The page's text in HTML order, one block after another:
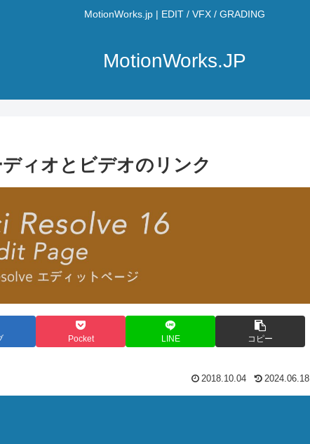
MotionWorks.jp | EDIT / VFX / GRADING
MotionWorks.JP
ィオとビデオのリンク
Pocket LINE コピー
2018.10.04 2024.06.18